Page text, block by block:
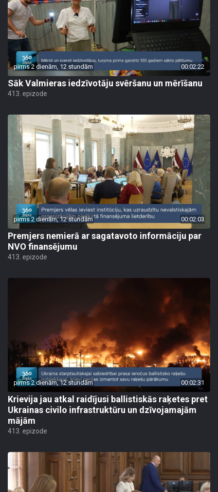
pirms 2 dienām, 12 stundām 00:02:22
Sāk Valmieras iedzīvotāju svēršanu un mērīšanu
413. epizode
pirms 2 dienām, 12 stundām 00:02:03
Premjers nemierā ar sagatavoto informāciju par
NVO finansējumu
413. epizode
pirms 2 dienām, 12 stundām 00:02:31
Krievija jau atkal raidījusi ballistiskās raķetes pret
Ukrainas civilo infrastruktūru un dzīvojamajām
mājām
413. epizode